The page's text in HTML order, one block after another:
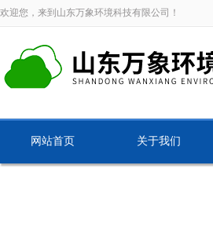
欢迎您，来到山东万象环境科技有限公司！
网站首页 关于我们